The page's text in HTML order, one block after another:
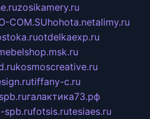
zosikamery.ru
COM.SUhohota.netalimy.ru
otdelkaexp.ru
kosmoscreative.ru
tiffany-c.ru
галактика73.рф
spb.rufotsis.rutesiaes.ru